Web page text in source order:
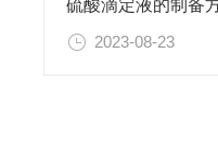
2023-08-23